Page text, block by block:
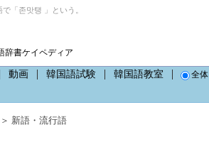
「존맛탱 」という。
辞書ケイペディア
動画 韓国語試験 韓国語教室
全体
＞ 新語・流行語